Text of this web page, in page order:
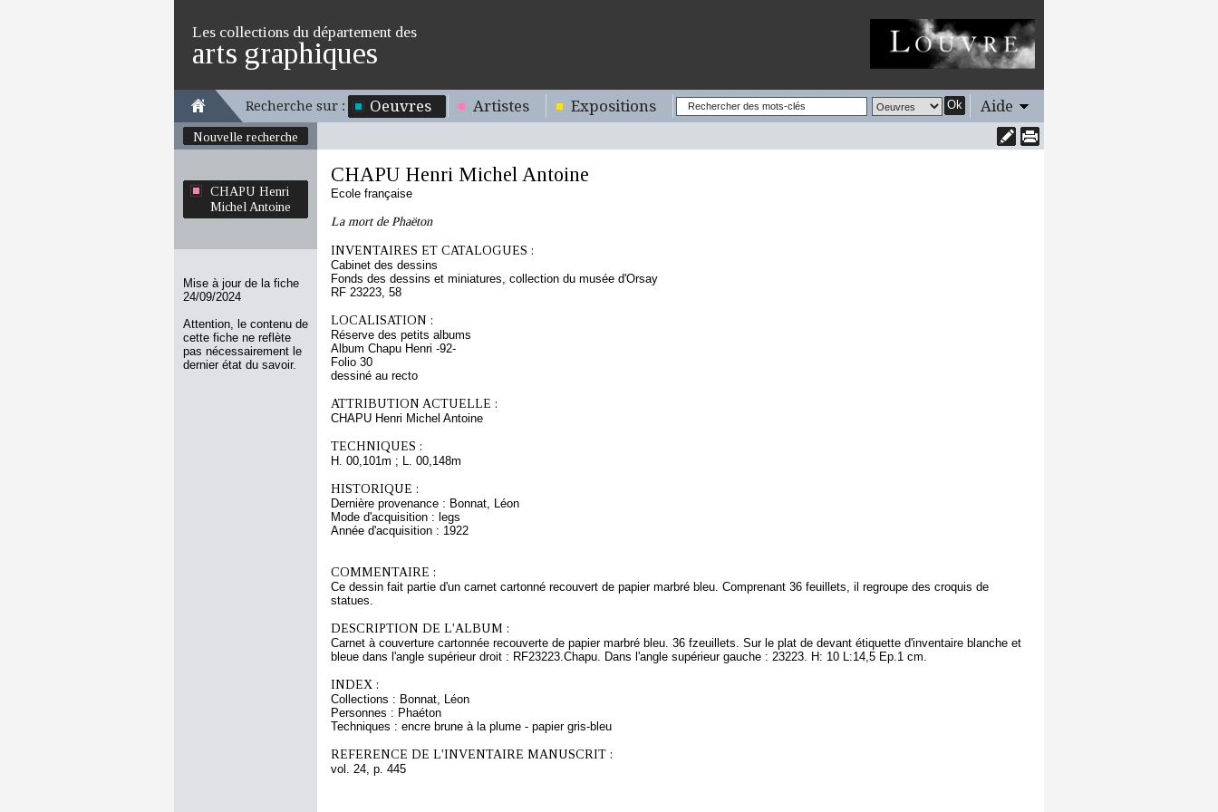
Les collections du département des
arts graphiques
Recherche sur : Oeuvres Artistes Expositions Ok Aide
Nouvelle recherche
CHAPU Henri
Michel Antoine
Mise à jour de la fiche
24/09/2024
Attention, le contenu de
cette fiche ne reflète
pas nécessairement le
dernier état du savoir.
CHAPU Henri Michel Antoine
Ecole française
La mort de Phaëton
INVENTAIRES ET CATALOGUES :
Cabinet des dessins
Fonds des dessins et miniatures, collection du musée d'Orsay
RF 23223, 58
LOCALISATION :
Réserve des petits albums
Album Chapu Henri -92-
Folio 30
dessiné au recto
ATTRIBUTION ACTUELLE :
CHAPU Henri Michel Antoine
TECHNIQUES :
H. 00,101m ; L. 00,148m
HISTORIQUE :
Dernière provenance : Bonnat, Léon
Mode d'acquisition : legs
Année d'acquisition : 1922
COMMENTAIRE :
Ce dessin fait partie d'un carnet cartonné recouvert de papier marbré bleu. Comprenant 36 feuillets, il regroupe des croquis de
statues.
DESCRIPTION DE L'ALBUM :
Carnet à couverture cartonnée recouverte de papier marbré bleu. 36 fzeuillets. Sur le plat de devant étiquette d'inventaire blanche et
bleue dans l'angle supérieur droit : RF23223.Chapu. Dans l'angle supérieur gauche : 23223. H: 10 L:14,5 Ep.1 cm.
INDEX :
Collections : Bonnat, Léon
Personnes : Phaéton
Techniques : encre brune à la plume - papier gris-bleu
REFERENCE DE L'INVENTAIRE MANUSCRIT :
vol. 24, p. 445